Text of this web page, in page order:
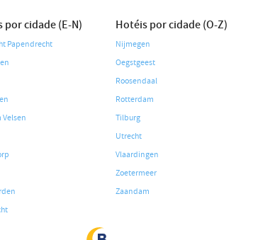
por cidade (E-N)
Papendrecht
Velsen
Hotéis por cidade (O-Z)
Nijmegen
Oegstgeest
Roosendaal
Rotterdam
Tilburg
Utrecht
Vlaardingen
Zoetermeer
Zaandam